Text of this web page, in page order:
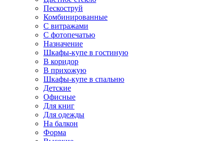
Пескоструй
Комбинированные
С витражами
С фотопечатью
Назначение
Шкафы-купе в гостиную
В коридор
В прихожую
Шкафы-купе в спальню
Детские
Офисные
Для книг
Для одежды
На балкон
Форма